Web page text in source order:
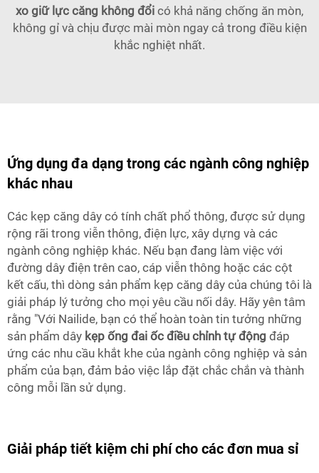
xo giữ lực căng không đổi có khả năng chống ăn mòn,
không gỉ và chịu được mài mòn ngay cả trong điều kiện
khắc nghiệt nhất.
Ứng dụng đa dạng trong các ngành công nghiệp
khác nhau
Các kẹp căng dây có tính chất phổ thông, được sử dụng
rộng rãi trong viễn thông, điện lực, xây dựng và các
ngành công nghiệp khác. Nếu bạn đang làm việc với
đường dây điện trên cao, cáp viễn thông hoặc các cột
kết cấu, thì dòng sản phẩm kẹp căng dây của chúng tôi là
giải pháp lý tưởng cho mọi yêu cầu nối dây. Hãy yên tâm
rằng "Với Nailide, bạn có thể hoàn toàn tin tưởng những
sản phẩm dây kẹp ống đai ốc điều chỉnh tự động đáp
ứng các nhu cầu khắt khe của ngành công nghiệp và sản
phẩm của bạn, đảm bảo việc lắp đặt chắc chắn và thành
công mỗi lần sử dụng.
Giải pháp tiết kiệm chi phí cho các đơn mua sỉ